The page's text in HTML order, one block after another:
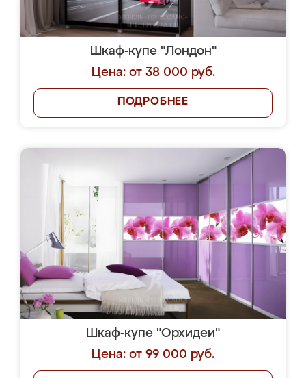
Шкаф-купе "Лондон"
Цена: от 38 000 руб.
ПОДРОБНЕЕ
Шкаф-купе "Орхидеи"
Цена: от 99 000 руб.